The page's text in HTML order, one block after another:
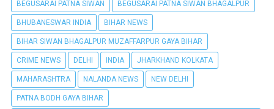
BEGUSARAI PATNA SIWAN BEGUSARAI PATNA SIWAN BHAGALPUR
BHUBANESWAR INDIA BIHAR NEWS
BIHAR SIWAN BHAGALPUR MUZAFFARPUR GAYA BIHAR
CRIME NEWS DELHI INDIA JHARKHAND KOLKATA
MAHARASHTRA NALANDA NEWS NEW DELHI
PATNA BODH GAYA BIHAR